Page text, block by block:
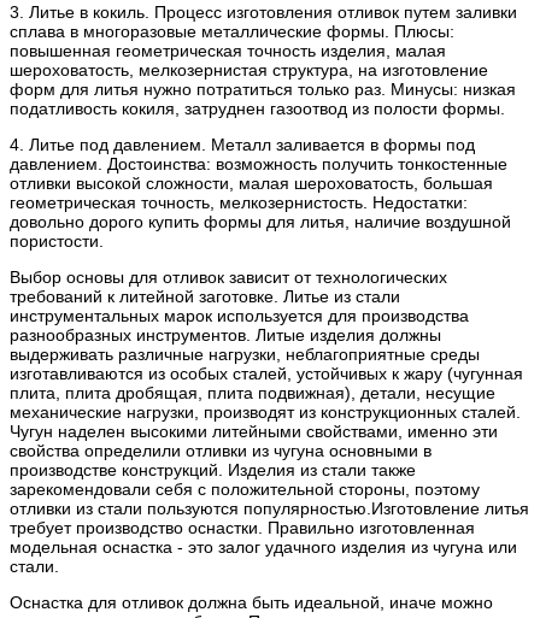
3. Литье в кокиль. Процесс изготовления отливок путем заливки
сплава в многоразовые металлические формы. Плюсы:
повышенная геометрическая точность изделия, малая
шероховатость, мелкозернистая структура, на изготовление
форм для литья нужно потратиться только раз. Минусы: низкая
податливость кокиля, затруднен газоотвод из полости формы.
4. Литье под давлением. Металл заливается в формы под
давлением. Достоинства: возможность получить тонкостенные
отливки высокой сложности, малая шероховатость, большая
геометрическая точность, мелкозернистость. Недостатки:
довольно дорого купить формы для литья, наличие воздушной
пористости.
Выбор основы для отливок зависит от технологических
требований к литейной заготовке. Литье из стали
инструментальных марок используется для производства
разнообразных инструментов. Литые изделия должны
выдерживать различные нагрузки, неблагоприятные среды
изготавливаются из особых сталей, устойчивых к жару (чугунная
плита, плита дробящая, плита подвижная), детали, несущие
механические нагрузки, производят из конструкционных сталей.
Чугун наделен высокими литейными свойствами, именно эти
свойства определили отливки из чугуна основными в
производстве конструкций. Изделия из стали также
зарекомендовали себя с положительной стороны, поэтому
отливки из стали пользуются популярностью.Изготовление литья
требует производство оснастки. Правильно изготовленная
модельная оснастка - это залог удачного изделия из чугуна или
стали.
Оснастка для отливок должна быть идеальной, иначе можно